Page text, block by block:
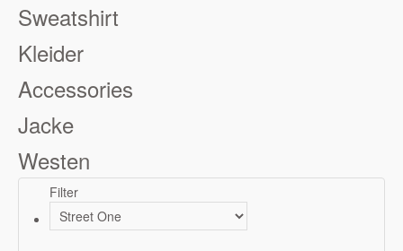
Sweatshirt
Kleider
Accessories
Jacke
Westen
Filter